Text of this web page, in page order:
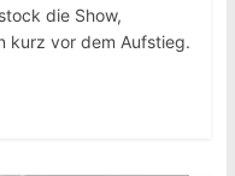
die Show,
kurz vor dem Aufstieg.